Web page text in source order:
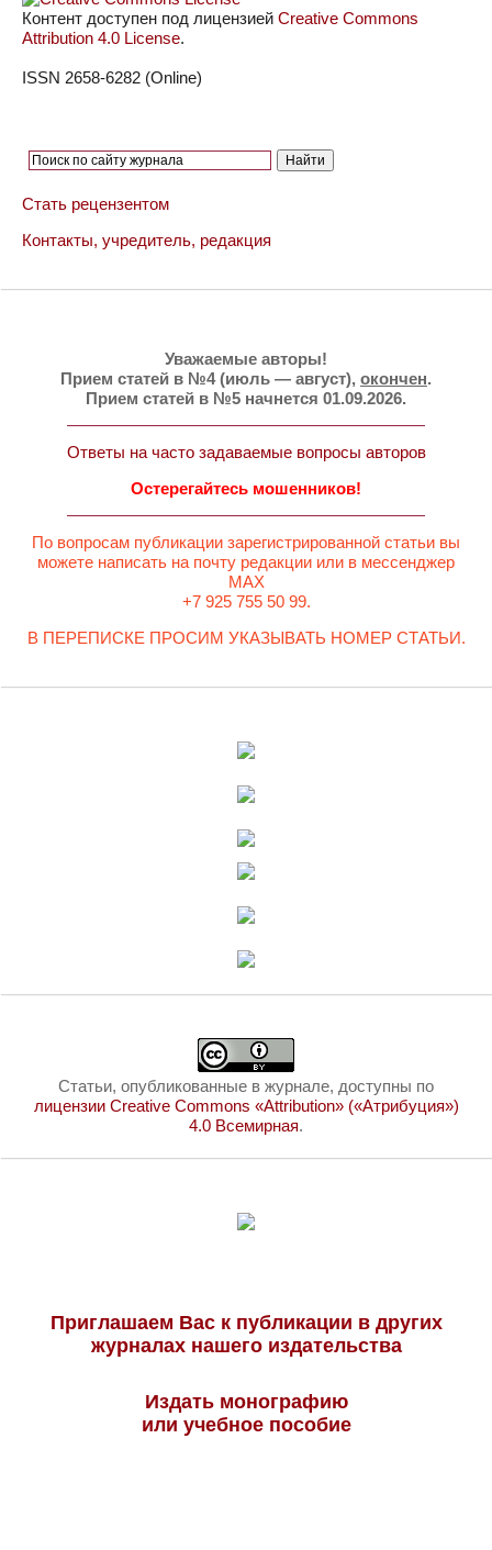
Контент доступен под лицензией Creative Commons
Attribution 4.0 License.
ISSN 2658-6282 (Online)
Стать рецензентом
Контакты, учредитель, редакция
Уважаемые авторы!
Прием статей в №4 (июль — август), окончен.
Прием статей в №5 начнется 01.09.2026.
Ответы на часто задаваемые вопросы авторов
Остерегайтесь мошенников!
По вопросам публикации зарегистрированной статьи вы
можете написать на почту редакции или в мессенджер
MAX
+7 925 755 50 99.
В ПЕРЕПИСКЕ ПРОСИМ УКАЗЫВАТЬ НОМЕР СТАТЬИ.
Статьи, опубликованные в журнале, доступны по
лицензии Creative Commons «Attribution» («Атрибуция»)
4.0 Всемирная.
Приглашаем Вас к публикации в других
журналах нашего издательства
Издать монографию
или учебное пособие